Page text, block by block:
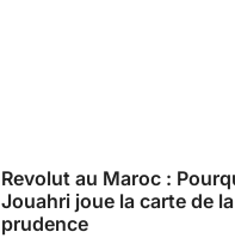
Revolut au Maroc :
Jouahri joue la carte de la
prudence